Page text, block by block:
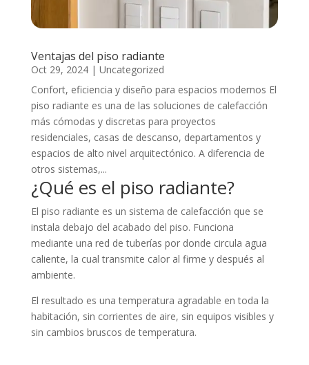
Ventajas del piso radiante
Oct 29, 2024| Uncategorized
Confort, eficiencia y diseño para espacios modernos El
piso radiante es una de las soluciones de calefacción
más cómodas y discretas para proyectos
residenciales, casas de descanso, departamentos y
espacios de alto nivel arquitectónico. A diferencia de
otros sistemas,...
¿Qué es el piso radiante?
El piso radiante es un sistema de calefacción que se
instala debajo del acabado del piso. Funciona
mediante una red de tuberías por donde circula agua
caliente, la cual transmite calor al firme y después al
ambiente.
El resultado es una temperatura agradable en toda la
habitación, sin corrientes de aire, sin equipos visibles y
sin cambios bruscos de temperatura.